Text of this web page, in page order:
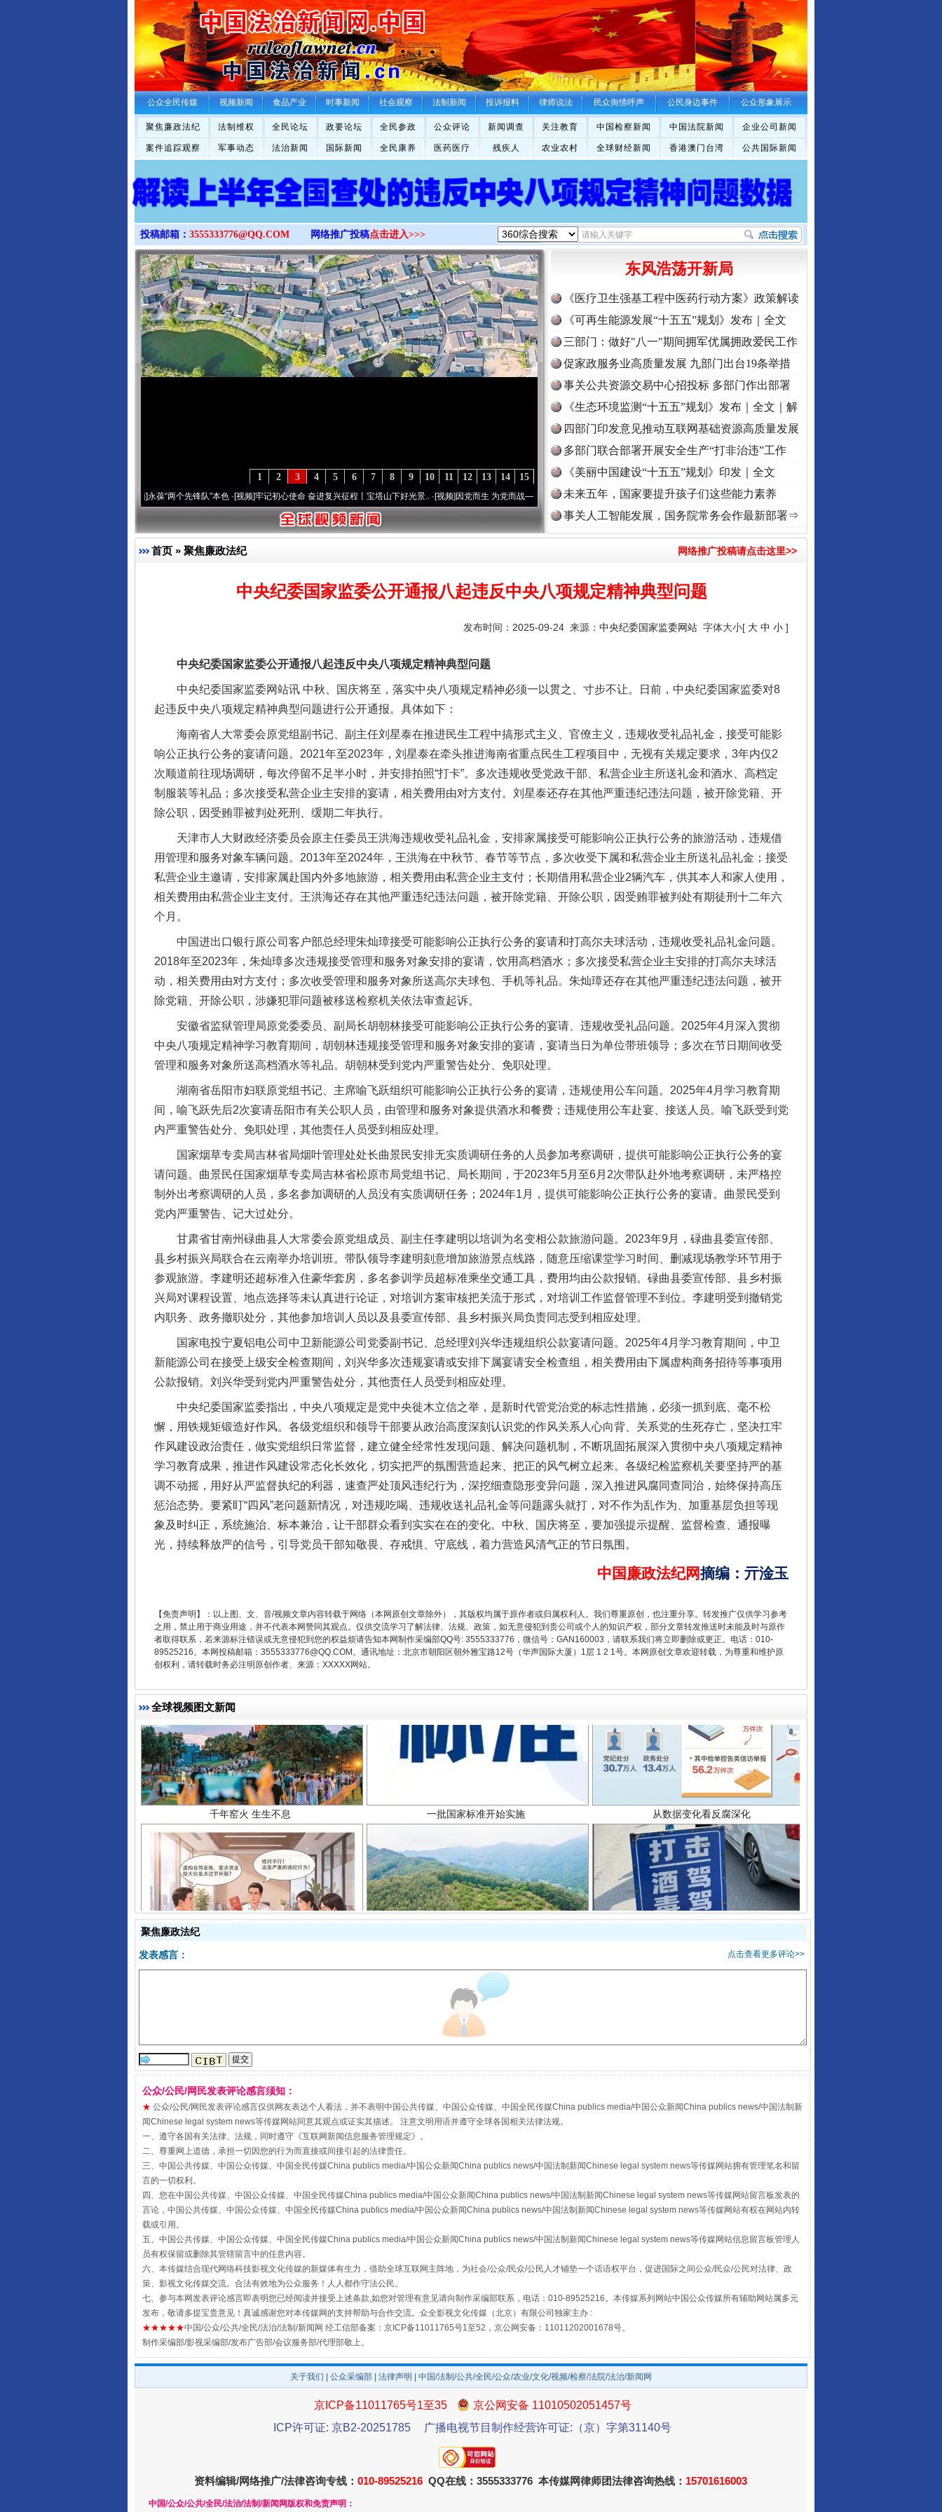
>
公众全民传媒 视频新闻 食品产业 时事新闻 社会观察 法制新闻 投诉报料 律师说法 民众舆情呼声 公民身边事件 公众形象展示
聚焦廉政法纪 法制维权 全民论坛 政要论坛 全民参政 公众评论 新闻调查 关注教育 中国检察新闻 中国法院新闻 企业公司新闻
案件追踪观察 军事动态 法治新闻 国际新闻 全民康养 医药医疗 残疾人 农业农村 全球财经新闻 香港澳门台湾 公共国际新闻
投稿邮箱： 3555333776@QQ.COM 网络推广投稿点击进入>>>
15
14
13
12
11
10
9
8
7
6
5
4
3
2
1
永葆“两个先锋队”本色·[视频]牢记初心使命 奋进复兴征程丨宝塔山下好光景..·[视频]因党而生 为党而战——百年“纪”事⑧加强纪律..·[视频] 牢记初心使命 奋进复兴征程丨“转折之城”激荡..
东风浩荡开新局
《医疗卫生强基工程中医药行动方案》政策解读
《可再生能源发展“十五五”规划》发布｜全文
三部门：做好"八一"期间拥军优属拥政爱民工作
促家政服务业高质量发展 九部门出台19条举措
事关公共资源交易中心招投标 多部门作出部署
《生态环境监测“十五五”规划》发布｜全文｜解
读
四部门印发意见推动互联网基础资源高质量发展
多部门联合部署开展安全生产“打非治违”工作
《美丽中国建设“十五五”规划》印发｜全文
未来五年，国家要提升孩子们这些能力素养
事关人工智能发展，国务院常务会作最新部署⇒
首页 » 聚焦廉政法纪 网络推广投稿请点击这里>>
中央纪委国家监委公开通报八起违反中央八项规定精神典型问题
发布时间：2025-09-24 来源： 中央纪委国家监委网站 字体大小[ 大 中 小 ]
中央纪委国家监委公开通报八起违反中央八项规定精神典型问题
中央纪委国家监委网站讯 中秋、国庆将至，落实中央八项规定精神必须一以贯之、寸步不让。日前，中央纪委国家监委对8
起违反中央八项规定精神典型问题进行公开通报。具体如下：
海南省人大常委会原党组副书记、副主任刘星泰在推进民生工程中搞形式主义、官僚主义，违规收受礼品礼金，接受可能影
响公正执行公务的宴请问题。2021年至2023年，刘星泰在牵头推进海南省重点民生工程项目中，无视有关规定要求，3年内仅2
次顺道前往现场调研，每次停留不足半小时，并安排拍照“打卡”。多次违规收受党政干部、私营企业主所送礼金和酒水、高档定
制服装等礼品；多次接受私营企业主安排的宴请，相关费用由对方支付。刘星泰还存在其他严重违纪违法问题，被开除党籍、开
除公职，因受贿罪被判处死刑、缓期二年执行。
天津市人大财政经济委员会原主任委员王洪海违规收受礼品礼金，安排家属接受可能影响公正执行公务的旅游活动，违规借
用管理和服务对象车辆问题。2013年至2024年，王洪海在中秋节、春节等节点，多次收受下属和私营企业主所送礼品礼金；接受
私营企业主邀请，安排家属赴国内外多地旅游，相关费用由私营企业主支付；长期借用私营企业2辆汽车，供其本人和家人使用，
相关费用由私营企业主支付。王洪海还存在其他严重违纪违法问题，被开除党籍、开除公职，因受贿罪被判处有期徒刑十二年六
个月。
中国进出口银行原公司客户部总经理朱灿璋接受可能影响公正执行公务的宴请和打高尔夫球活动，违规收受礼品礼金问题。
2018年至2023年，朱灿璋多次违规接受管理和服务对象安排的宴请，饮用高档酒水；多次接受私营企业主安排的打高尔夫球活
动，相关费用由对方支付；多次收受管理和服务对象所送高尔夫球包、手机等礼品。朱灿璋还存在其他严重违纪违法问题，被开
除党籍、开除公职，涉嫌犯罪问题被移送检察机关依法审查起诉。
安徽省监狱管理局原党委委员、副局长胡朝林接受可能影响公正执行公务的宴请、违规收受礼品问题。2025年4月深入贯彻
中央八项规定精神学习教育期间，胡朝林违规接受管理和服务对象安排的宴请，宴请当日为单位带班领导；多次在节日期间收受
管理和服务对象所送高档酒水等礼品。胡朝林受到党内严重警告处分、免职处理。
湖南省岳阳市妇联原党组书记、主席喻飞跃组织可能影响公正执行公务的宴请，违规使用公车问题。2025年4月学习教育期
间，喻飞跃先后2次宴请岳阳市有关公职人员，由管理和服务对象提供酒水和餐费；违规使用公车赴宴、接送人员。喻飞跃受到党
内严重警告处分、免职处理，其他责任人员受到相应处理。
国家烟草专卖局吉林省局烟叶管理处处长曲景民安排无实质调研任务的人员参加考察调研，提供可能影响公正执行公务的宴
请问题。曲景民任国家烟草专卖局吉林省松原市局党组书记、局长期间，于2023年5月至6月2次带队赴外地考察调研，未严格控
制外出考察调研的人员，多名参加调研的人员没有实质调研任务；2024年1月，提供可能影响公正执行公务的宴请。曲景民受到
党内严重警告、记大过处分。
甘肃省甘南州碌曲县人大常委会原党组成员、副主任李建明以培训为名变相公款旅游问题。2023年9月，碌曲县委宣传部、
县乡村振兴局联合在云南举办培训班。带队领导李建明刻意增加旅游景点线路，随意压缩课堂学习时间、删减现场教学环节用于
参观旅游。李建明还超标准入住豪华套房，多名参训学员超标准乘坐交通工具，费用均由公款报销。碌曲县委宣传部、县乡村振
兴局对课程设置、地点选择等未认真进行论证，对培训方案审核把关流于形式，对培训工作监督管理不到位。李建明受到撤销党
内职务、政务撤职处分，其他参加培训人员以及县委宣传部、县乡村振兴局负责同志受到相应处理。
国家电投宁夏铝电公司中卫新能源公司党委副书记、总经理刘兴华违规组织公款宴请问题。2025年4月学习教育期间，中卫
新能源公司在接受上级安全检查期间，刘兴华多次违规宴请或安排下属宴请安全检查组，相关费用由下属虚构商务招待等事项用
公款报销。刘兴华受到党内严重警告处分，其他责任人员受到相应处理。
中央纪委国家监委指出，中央八项规定是党中央徙木立信之举，是新时代管党治党的标志性措施，必须一抓到底、毫不松
懈，用铁规矩锻造好作风。各级党组织和领导干部要从政治高度深刻认识党的作风关系人心向背、关系党的生死存亡，坚决扛牢
作风建设政治责任，做实党组织日常监督，建立健全经常性发现问题、解决问题机制，不断巩固拓展深入贯彻中央八项规定精神
学习教育成果，推进作风建设常态化长效化，切实把严的氛围营造起来、把正的风气树立起来。各级纪检监察机关要坚持严的基
调不动摇，用好从严监督执纪的利器，速查严处顶风违纪行为，深挖细查隐形变异问题，深入推进风腐同查同治，始终保持高压
惩治态势。要紧盯“四风”老问题新情况，对违规吃喝、违规收送礼品礼金等问题露头就打，对不作为乱作为、加重基层负担等现
象及时纠正，系统施治、标本兼治，让干部群众看到实实在在的变化。中秋、国庆将至，要加强提示提醒、监督检查、通报曝
光，持续释放严的信号，引导党员干部知敬畏、存戒惧、守底线，着力营造风清气正的节日氛围。
中国廉政法纪网摘编 ： 亓淦玉
【免责声明】：以上图、文、音/视频文章内容转载于网络（本网原创文章除外），其版权均属于原作者或归属权利人。我们尊重原创，也注重分享。转发推广仅供学习参考
之用，禁止用于商业用途，并不代表本网赞同其观点。仅供交流学习了解法律、法规、政策，如无意侵犯到贵公司或个人的知识产权，部分文章转发推送时未能及时与原作
者取得联系，若来源标注错误或无意侵犯到您的权益烦请告知本网制作采编部QQ号: 3555333776，微信号：GAN160003，请联系我们将立即删除或更正。电话：010-
89525216。本网投稿邮箱：3555333776@QQ.COM。通讯地址：北京市朝阳区朝外雅宝路12号（华声国际大厦）1层 1 2 1号。本网原创文章欢迎转载，为尊重和维护原
创权利，请转载时务必注明原创作者、来源：XXXXX网站。
全球视频图文新闻
完善运行机制助力责任有效落实 一纸欠条伤亲情 巡回调解促和解.. 行业协会接连发公告
东山县通报“牛蛙产品抗生素超标问题” 法徽映军营 权益有保障
千年窑火 生生不息 一批国家标准开始实施 从数据变化看反腐深化
揭开“小金库”的免责幌子 以产业富民促振兴 酒驾未被当场查获能处罚吗
受贿1.44亿！段成刚被判无期 从幼儿园到大学，有这些资助 “后车司机肯定在骂我”
全民健身五年计划来了！等你上场
阿坝州三大球赛在茂县开幕 规模最大的光氢储一体化项目 走走走！国家喊你健身啦
聚焦廉政法纪
点击查看更多评论>>
发表感言：
公众/公民/网民发表评论感言须知：
★ 公众/公民/网民发表评论感言仅供网友表达个人看法，并不表明中国公共传媒、中国公众传媒、中国全民传媒China publics media/中国公众新闻China publics news/中国法制新
闻Chinese legal system news等传媒网站同意其观点或证实其描述。 注意文明用语并遵守全球各国相关法律法规。
一、遵守各国有关法律、法规，同时遵守《互联网新闻信息服务管理规定》。
二、尊重网上道德，承担一切因您的行为而直接或间接引起的法律责任。
三、中国公共传媒、中国公众传媒、中国全民传媒China publics media/中国公众新闻China publics news/中国法制新闻Chinese legal system news等传媒网站拥有管理笔名和留
言的一切权利。
四、您在中国公共传媒、中国公众传媒、中国全民传媒China publics media/中国公众新闻China publics news/中国法制新闻Chinese legal system news等传媒网站留言板发表的
言论，中国公共传媒、中国公众传媒、中国全民传媒China publics media/中国公众新闻China publics news/中国法制新闻Chinese legal system news等传媒网站有权在网站内转
载或引用。
五、中国公共传媒、中国公众传媒、中国全民传媒China publics media/中国公众新闻China publics news/中国法制新闻Chinese legal system news等传媒网站信息留言板管理人
员有权保留或删除其管辖留言中的任意内容。
六、本传媒结合现代网络科技影视文化传媒的新媒体有生力，借助全球互联网主阵地，为社会/公众/民众/公民人才铺垫一个话语权平台，促进国际之间公众/民众/公民对法律、政
策、影视文化传媒交流。合法有效地为公众服务！人人都作守法公民。
七、参与本网发表评论感言即表明您已经阅读并接受上述条款,如您对管理有意见请向制作采编部联系，电话：010-89525216。本传媒系列网站中国公众传媒所有辅助网站属多元
发布，敬请多提宝贵意见！真诚感谢您对本传媒网的支持帮助与合作交流。众全影视文化传媒（北京）有限公司独家主办 :
★★★★★中国/公众/公共/全民/法治/法制/新闻网 经工信部备案：京ICP备11011765号1至52，京公网安备：11011202001678号。
制作采编部/影视采编部/发布广告部/会议服务部/代理部敬上。
关于我们 公众采编部 法律声明 | 中国/法制/公共/全民/公众/农业/文化/视频/检察/法院/法治/新闻网
京ICP备11011765号1至35
京公网安备 11010502051457号
ICP许可证: 京B2-20251785
广播电视节目制作经营许可证:（京）字第31140号
资料编辑/网络推广/法律咨询专线： 010-89525216 QQ在线：3555333776 本传媒网律师团法律咨询热线： 15701616003
中国/公众/公共/全民/法治/法制/新闻网版权和免责声明：